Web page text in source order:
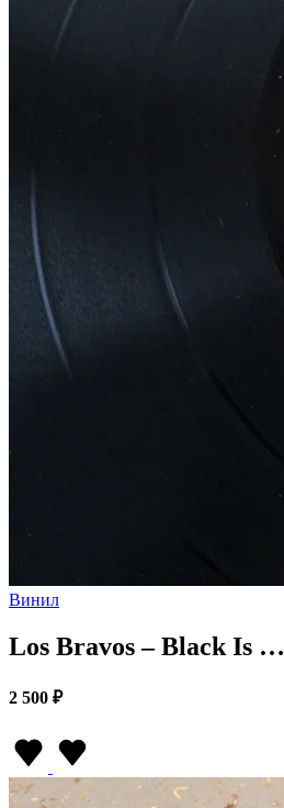
Винил
Los Bravos – Black Is …
2 500 ₽